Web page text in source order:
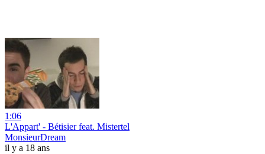
1:06
L'Appart' - Bétisier feat. Mistertel
MonsieurDream
il y a 18 ans